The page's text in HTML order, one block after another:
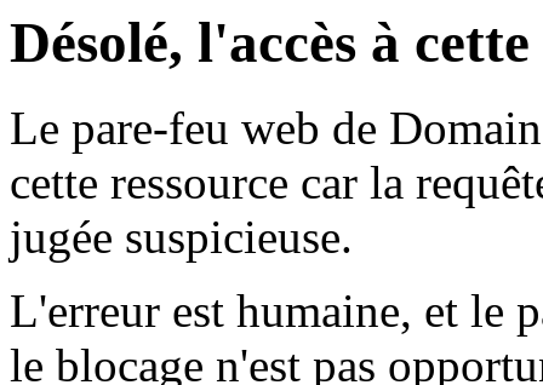
Désolé, l'accès à
Le pare-feu web de
cette ressource car la
jugée suspicieuse.
L'erreur est humaine, et le
le blocage n'est pas